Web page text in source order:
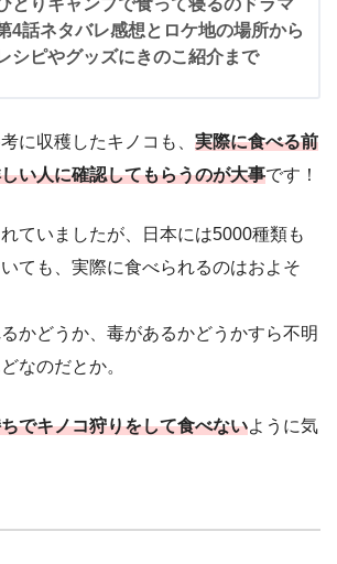
とりキャンプで食って寝るのドラマ
4話ネタバレ感想とロケ地の場所から
シピやグッズにきのこ紹介まで
に収穫したキノコも、 実際に食べる前
い人に確認してもらうのが大事です！
ていましたが、日本には5000種類も
ても、実際に食べられるのはおよそ
かどうか、毒があるかどうかすら不明
なのだとか。
でキノコ狩りをして食べないように気